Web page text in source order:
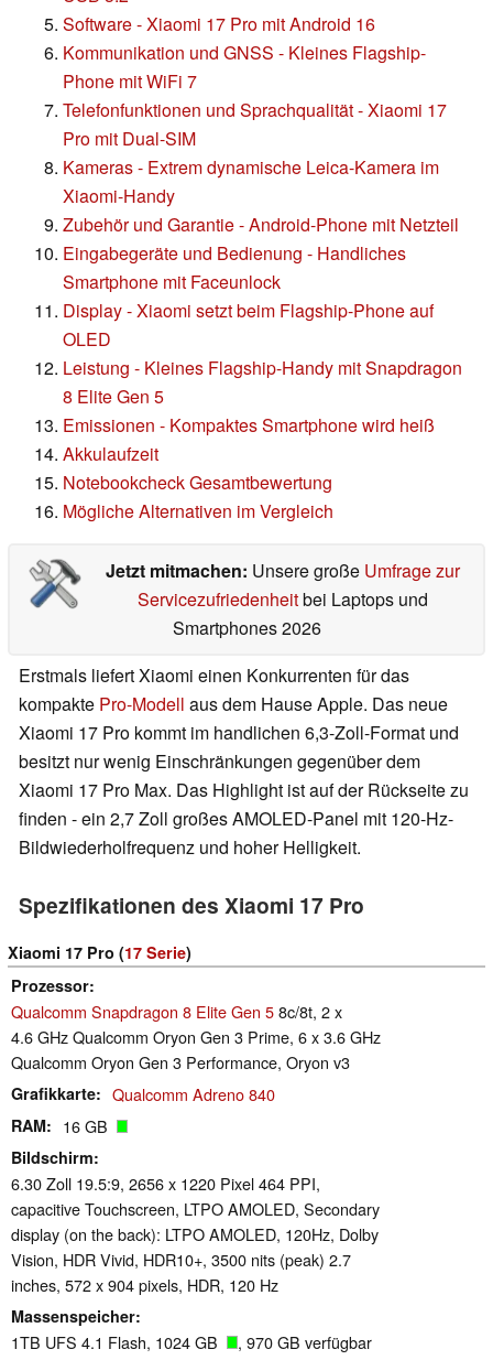
Software - Xiaomi 17 Pro mit Android 16
Kommunikation und GNSS - Kleines Flagship-
Phone mit WiFi 7
Telefonfunktionen und Sprachqualität - Xiaomi 17
Pro mit Dual-SIM
Kameras - Extrem dynamische Leica-Kamera im
Xiaomi-Handy
Zubehör und Garantie - Android-Phone mit Netzteil
Eingabegeräte und Bedienung - Handliches
Smartphone mit Faceunlock
Display - Xiaomi setzt beim Flagship-Phone auf
OLED
Leistung - Kleines Flagship-Handy mit Snapdragon
8 Elite Gen 5
Emissionen - Kompaktes Smartphone wird heiß
Akkulaufzeit
Notebookcheck Gesamtbewertung
Mögliche Alternativen im Vergleich
Jetzt mitmachen: Unsere große Umfrage zur
Servicezufriedenheitbei Laptops und
Smartphones 2026
Erstmals liefert Xiaomi einen Konkurrenten für das
kompakte Pro-Modell aus dem Hause Apple. Das neue
Xiaomi 17 Pro kommt im handlichen 6,3-Zoll-Format und
besitzt nur wenig Einschränkungen gegenüber dem
Xiaomi 17 Pro Max. Das Highlight ist auf der Rückseite zu
finden - ein 2,7 Zoll großes AMOLED-Panel mit 120-Hz-
Bildwiederholfrequenz und hoher Helligkeit.
Spezifikationen des Xiaomi 17 Pro
Xiaomi 17 Pro (17 Serie)
Prozessor
Qualcomm Snapdragon 8 Elite Gen 58c/8t, 2 x
4.6 GHz Qualcomm Oryon Gen 3 Prime, 6 x 3.6 GHz
Qualcomm Oryon Gen 3 Performance, Oryon v3
Grafikkarte Qualcomm Adreno 840
RAM 16 GB
Bildschirm
6.30 Zoll 19.5:9, 2656 x 1220 Pixel 464 PPI,
capacitive Touchscreen, LTPO AMOLED, Secondary
display (on the back): LTPO AMOLED, 120Hz, Dolby
Vision, HDR Vivid, HDR10+, 3500 nits (peak) 2.7
inches, 572 x 904 pixels, HDR, 120 Hz
Massenspeicher
1TB UFS 4.1 Flash, 1024 GB , 970 GB verfügbar